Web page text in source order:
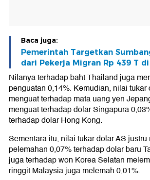
Baca juga:
Pemerintah Targetkan
dari Pekerja Migran Rp 439 T di
Nilanya terhadap baht Thailand juga
penguatan 0,14%. Kemudian, nilai tukar
menguat terhadap mata uang yen
menguat terhadap dolar Singapura
terhadap dolar Hong Kong.
Sementara itu, nilai tukar dolar AS
pelemahan 0,07% terhadap dolar baru
juga terhadap won Korea Selatan
ringgit Malaysia juga melemah 0,01%.